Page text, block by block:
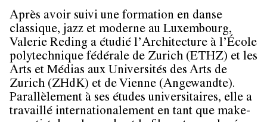
Après avoir suivi une formation en danse
classique, jazz et moderne au Luxembourg,
Valerie Reding a étudié l’Architecture à l’École
polytechnique fédérale de Zurich (ETHZ) et les
Arts et Médias aux Universités des Arts de
Zurich (ZHdK) et de Vienne (Angewandte).
Parallèlement à ses études universitaires, elle a
travaillé internationalement en tant que make-